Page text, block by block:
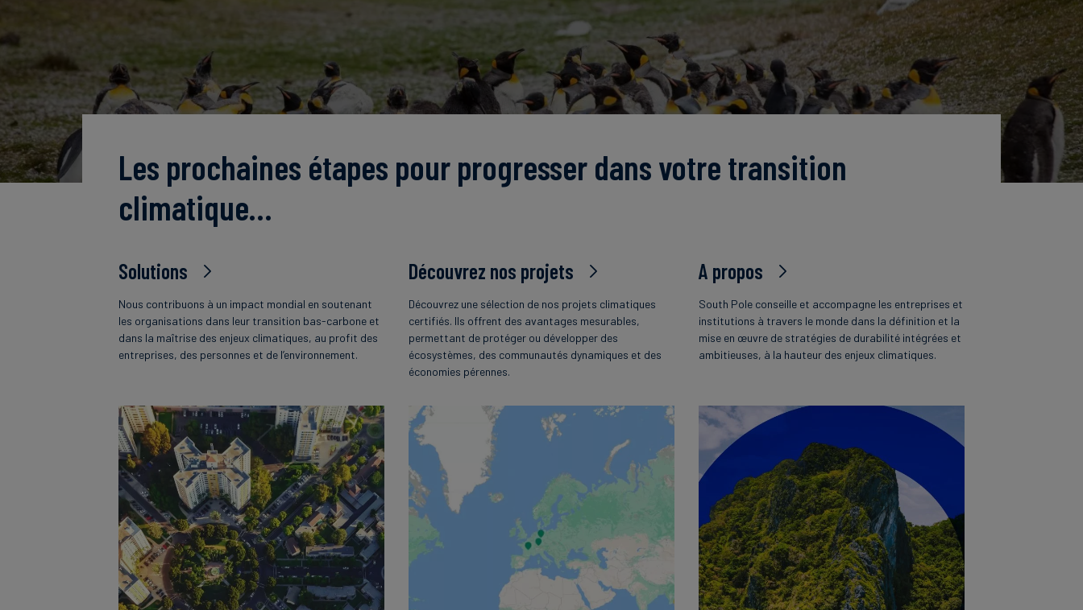
Les prochaines étapes pour progresser dans votre transition
climatique…
Solutions
Nous contribuons à un impact mondial en soutenant
les organisations dans leur transition bas-carbone et
dans la maîtrise des enjeux climatiques, au profit des
entreprises, des personnes et de l’environnement.
Découvrez nos projets
Découvrez une sélection de nos projets climatiques
certifiés. Ils offrent des avantages mesurables,
permettant de protéger ou développer des
écosystèmes, des communautés dynamiques et des
économies pérennes.
A propos
South Pole conseille et accompagne les entreprises et
institutions à travers le monde dans la définition et la
mise en œuvre de stratégies de durabilité intégrées et
ambitieuses, à la hauteur des enjeux climatiques.